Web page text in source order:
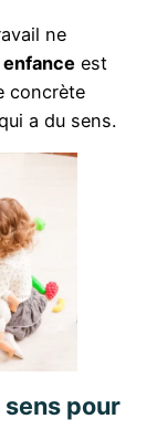
ne
est
concrète
a du sens.
pour